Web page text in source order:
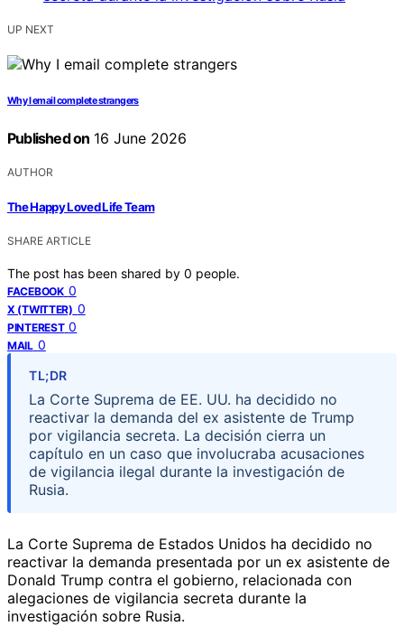
UP NEXT
Why I email complete strangers
Published on 16 June 2026
AUTHOR
The Happy Loved Life Team
SHARE ARTICLE
The post has been shared by 0 people.
FACEBOOK 0
X (TWITTER) 0
PINTEREST 0
MAIL 0
TL;DR
La Corte Suprema de EE. UU. ha decidido no
reactivar la demanda del ex asistente de Trump
por vigilancia secreta. La decisión cierra un
capítulo en un caso que involucraba acusaciones
de vigilancia ilegal durante la investigación de
Rusia.
La Corte Suprema de Estados Unidos ha decidido no
reactivar la demanda presentada por un ex asistente de
Donald Trump contra el gobierno, relacionada con
alegaciones de vigilancia secreta durante la
investigación sobre Rusia.